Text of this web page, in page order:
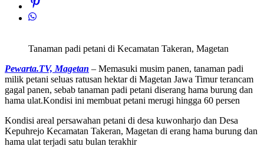
Tanaman padi petani di Kecamatan Takeran, Magetan
Pewarta.TV, Magetan – Memasuki musim panen, tanaman padi
milik petani seluas ratusan hektar di Magetan Jawa Timur terancam
gagal panen, sebab tanaman padi petani diserang hama burung dan
hama ulat.Kondisi ini membuat petani merugi hingga 60 persen
Kondisi areal persawahan petani di desa kuwonharjo dan Desa
Kepuhrejo Kecamatan Takeran, Magetan di erang hama burung dan
hama ulat terjadi satu bulan terakhir